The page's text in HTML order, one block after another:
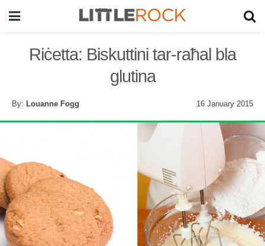
Riċetta: Biskuttini tar-raħal bla
glutina
By: Louanne Fogg 16 January 2015